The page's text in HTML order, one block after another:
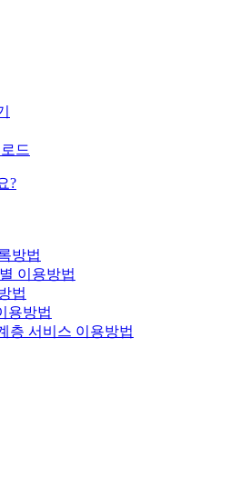
드
?
방법
이용방법
법
용방법
층 서비스 이용방법